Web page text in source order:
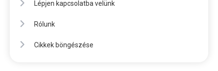
Lépjen kapcsolatba velünk
Rólunk
Cikkek böngészése